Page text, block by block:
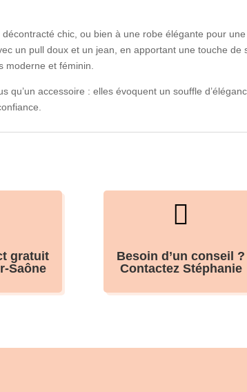
chic, ou bien à une robe élégante pour
un pull doux et un jean, en apportant une touche de
moderne et féminin.
qu’un accessoire : elles évoquent un souffle
gratuit
Saône

Besoin d’un conseil ?
Contactez Stéphanie